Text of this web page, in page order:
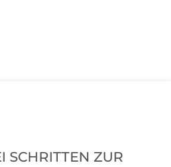
SCHRITTEN ZUR